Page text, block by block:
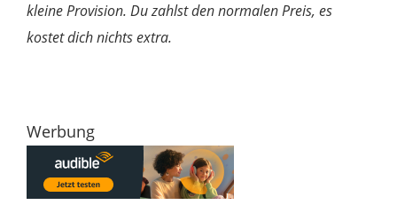
kleine Provision. Du zahlst den normalen Preis, es
kostet dich nichts extra.
Werbung